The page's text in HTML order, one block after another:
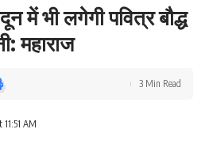
में भी लगेगी पवित्र बौद्ध
महाराज
AM
3 Min Read